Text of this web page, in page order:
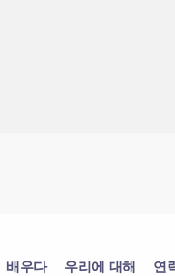
배우다 우리에 대해 연